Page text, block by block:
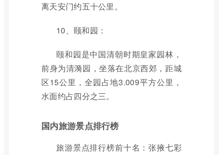
离天安门约五十公里。
10、颐和园：
颐和园是中国清朝时期皇家园林，
前身为清漪园，坐落在北京西郊，距城
区15公里，全园占地3.009平方公里，
水面约占四分之三。
国内旅游景点排行榜
旅游景点排行榜前十名：张掖七彩